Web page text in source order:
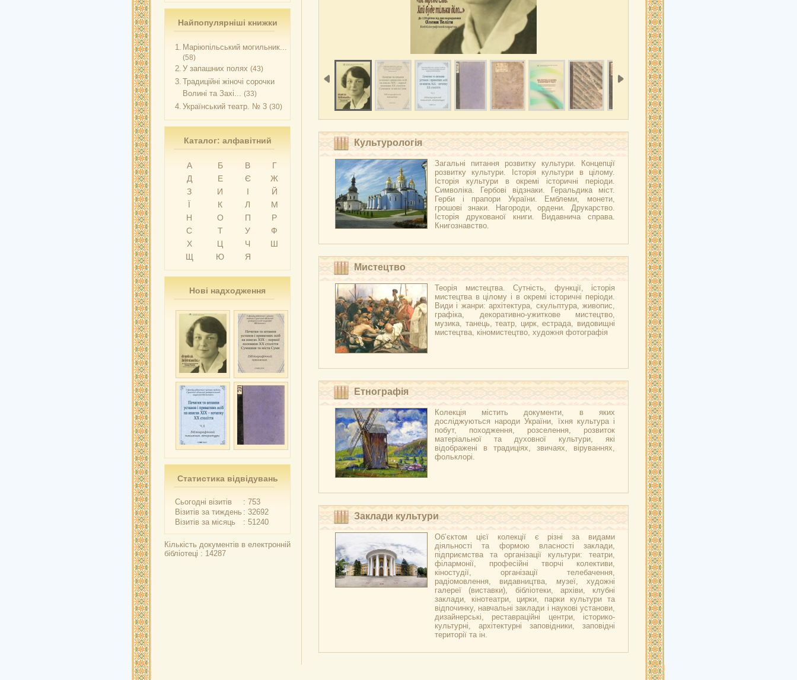
Найпопулярніші книжки
1. Маріюпільський могильник...
(58)
2. У запашних полях (43)
3. Традиційні жіночі сорочки
Волині та Захі... (33)
4. Український театр. № 3 (30)
Каталог: алфавітний
А Б В
Г
Д
Е Є
Ж
З
И І
Й
Ї
К Л
М
Н
О П
Р
С
Т У
Ф
Х
Ц Ч
Ш
Щ
Ю Я
Нові надходження
Статистика відвідувань
Сьогодні візитів
: 753
Візитів за тиждень : 32692
Візитів за місяць
: 51240
Кількість документів в електронній
бібліотеці : 14287
Культурологія
Загальні питання розвитку культури. Концепції
розвитку культури. Історія культури в цілому.
Історія культури в окремі історичні періоди.
Символіка. Гербові відзнаки. Геральдика міст.
Герби і прапори України. Емблеми, монети,
грошові знаки. Нагороди, ордени. Друкарство.
Історія друкованої книги. Видавнича справа.
Книгознавство.
Мистецтво
Теорія мистецтва. Сутність, функції, історія
мистецтва в цілому і в окремі історичні періоди.
Види і жанри: архітектура, скульптура, живопис,
графіка, декоративно-ужиткове мистецтво,
музика, танець, театр, цирк, естрада, видовищні
мистецтва, кіномистецтво, художня фотографія
Етнографія
Колекція містить документи, в яких
досліджуються народи України, їхня культура і
побут, походження, розселення, розвиток
матеріальної та духовної культури, які
відображені в традиціях, звичаях, віруваннях,
фольклорі.
Заклади культури
Об’єктом цієї колекції є різні за видами
діяльності та формою власності заклади,
підприємства та організації культури: театри,
філармонії, професійні творчі колективи,
кіностудії, організації телебачення,
радіомовлення, видавництва, музеї, художні
галереї (виставки), бібліотеки, архіви, клубні
заклади, кінотеатри, цирки, парки культури та
відпочинку, навчальні заклади і наукові установи,
дизайнерські, реставраційні центри, історико-
культурні, архітектурні заповідники, заповідні
території та ін.